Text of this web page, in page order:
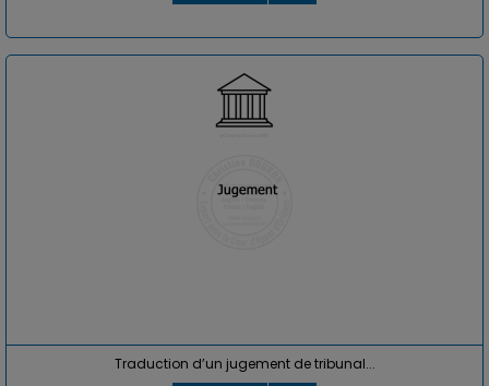
Traduction d’un jugement de tribunal...